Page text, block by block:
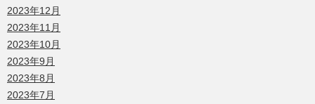
2023年12月
2023年11月
2023年10月
2023年9月
2023年8月
2023年7月